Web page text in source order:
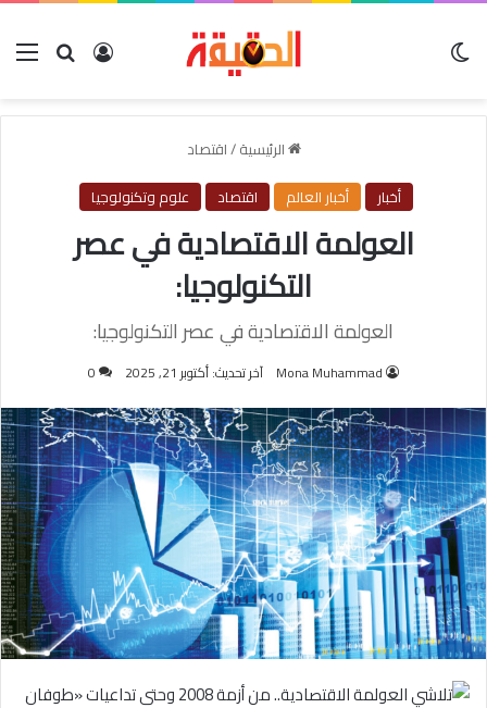
بحث عنتسجيل
الرئيسية/اقتصاد
أخبار
أخبار العالم اقتصاد علوم وتكنولوجيا
العولمة الاقتصادية في عصر
التكنولوجيا:
العولمة الاقتصادية في عصر التكنولوجيا:
Mona Muhammad آخر تحديث: أكتوبر 21, 2025 0